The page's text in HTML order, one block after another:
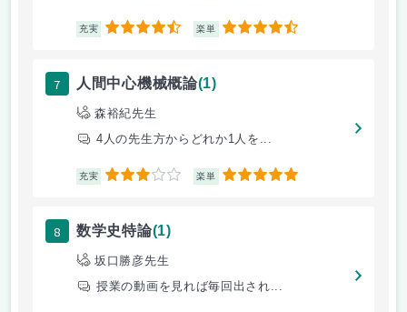
充実 4.5 楽単 4.5
7 人間中心機械概論(1)
森裕紀先生
4人の先生方からどれか1人を...
充実 3 楽単 5
8 数学史特論(1)
坂口勝彦先生
授業の動画を見れば毎回出され...